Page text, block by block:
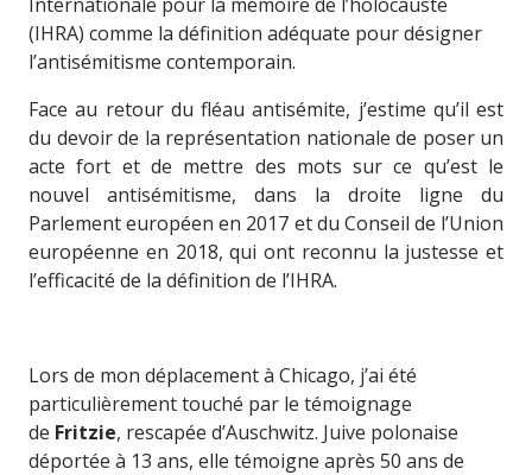
(IHRA) comme la définition adéquate pour désigner
l’antisémitisme contemporain.
Face au retour du fléau antisémite, j’estime qu’il est
du devoir de la représentation nationale de poser un
acte fort et de mettre des mots sur ce qu’est le
nouvel antisémitisme, dans la droite ligne du
Parlement européen en 2017 et du Conseil de l’Union
européenne en 2018, qui ont reconnu la justesse et
l’efficacité de la définition de l’IHRA.
Lors de mon déplacement à Chicago, j’ai été
particulièrement touché par le témoignage
de Fritzie, rescapée d’Auschwitz. Juive polonaise
déportée à 13 ans, elle témoigne après 50 ans de